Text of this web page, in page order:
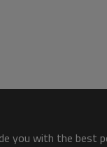
you with the best